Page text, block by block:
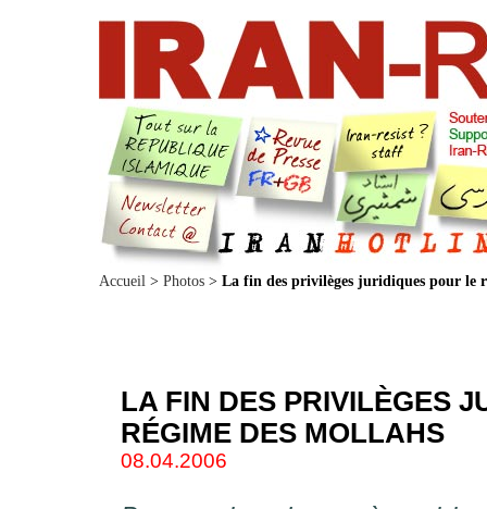
Accueil > Photos > La fin des privilèges juridiques pour le
LA FIN DES PRIVILÈGES
RÉGIME DES MOLLAHS
08.04.2006